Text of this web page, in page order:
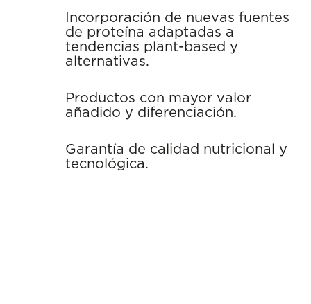
Incorporación de nuevas fuentes
de proteína adaptadas a
tendencias plant-based y
alternativas.
Productos con mayor valor
añadido y diferenciación.
Garantía de calidad nutricional y
tecnológica.